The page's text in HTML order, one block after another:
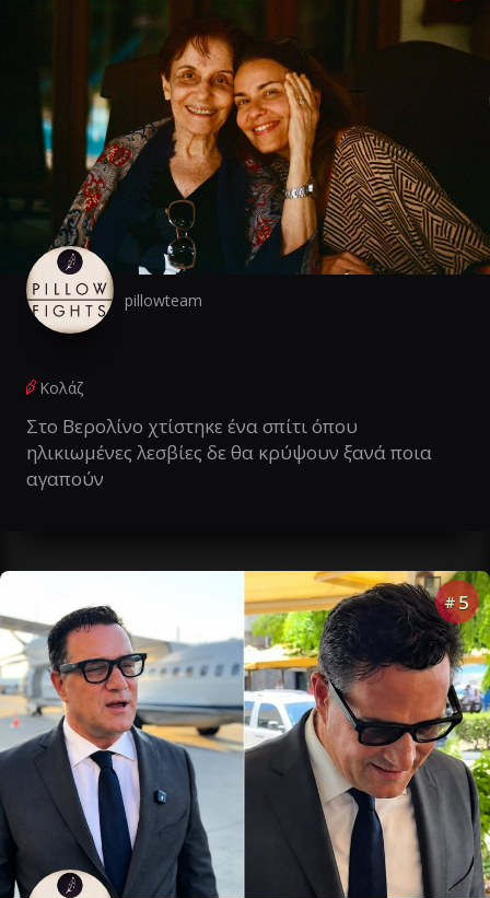
pillowteam
Κολάζ
Στο Βερολίνο χτίστηκε ένα σπίτι όπου
ηλικιωμένες λεσβίες δε θα κρύψουν ξανά ποια
αγαπούν
# 5